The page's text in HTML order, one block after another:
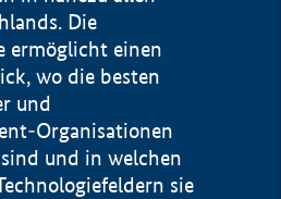
Die
ermöglicht einen
wo die besten
und
Organisationen
und in welchen
sie